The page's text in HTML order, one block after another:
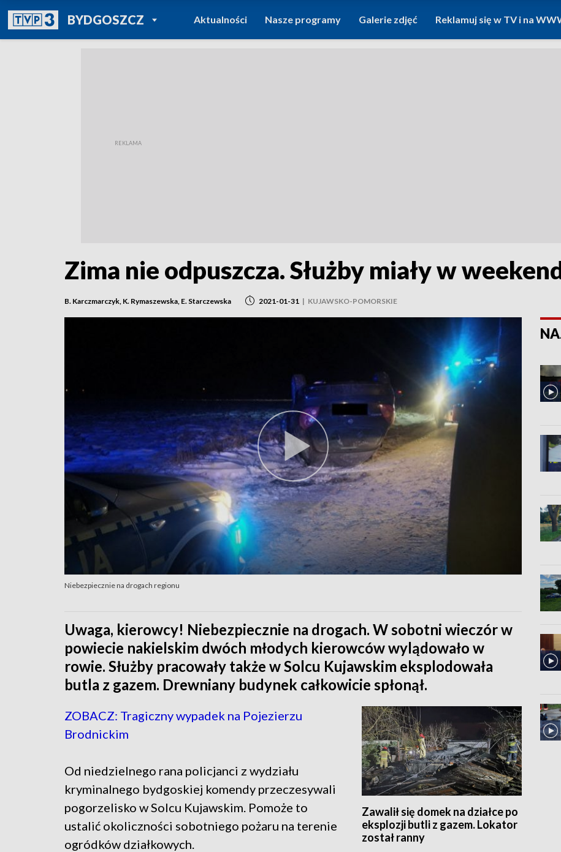
BYDGOSZCZPOWRÓT DO
TVP REGIONY
Aktualności Nasze programy Galerie zdjęć Reklamuj się w TV i na
Zima nie odpuszcza. Służby miały w
B. Karczmarczyk, K. Rymaszewska, E. Starczewska 2021-01-31 | KUJAWSKO-POMORSKIE
Niebezpiecznie na drogach regionu
Uwaga, kierowcy! Niebezpiecznie na drogach. W sobotni wieczór w
powiecie nakielskim dwóch młodych kierowców wylądowało w
rowie. Służby pracowały także w Solcu Kujawskim eksplodowała
butla z gazem. Drewniany budynek całkowicie spłonął.
Zawalił się domek na działce po
eksplozji butli z gazem. Lokator
został ranny
ZOBACZ: Tragiczny wypadek na Pojezierzu
Brodnickim
Od niedzielnego rana policjanci z wydziału
kryminalnego bydgoskiej komendy przeczesywali
pogorzelisko w Solcu Kujawskim. Pomoże to
ustalić okoliczności sobotniego pożaru na terenie
ogródków działkowych.